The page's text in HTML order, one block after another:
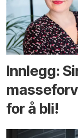
Innlegg:
for å bli!